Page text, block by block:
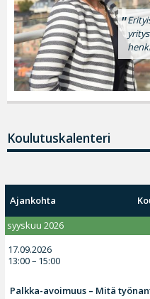
Koulutuskalenteri
Ajankohta
syyskuu 2026
17.09.2026
13:00 – 15:00
Palkka-avoimuus – Mitä